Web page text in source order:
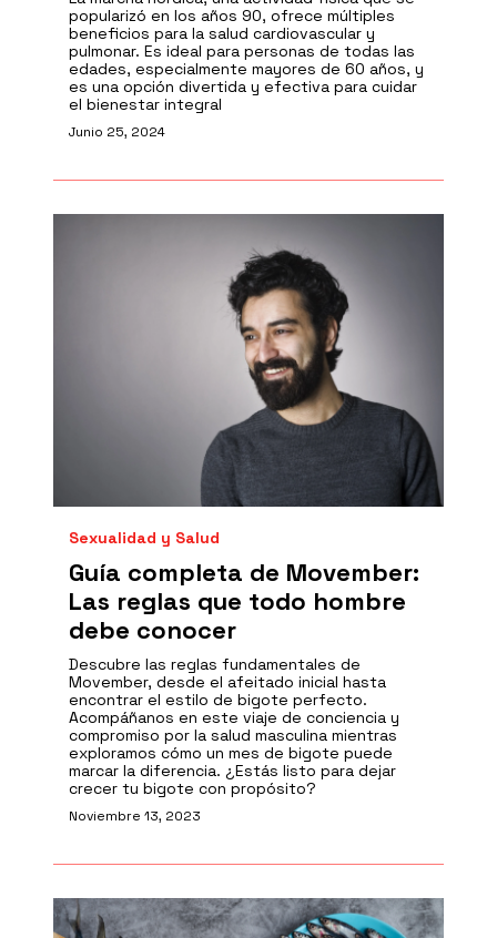
popularizó en los años 90, ofrece múltiples
beneficios para la salud cardiovascular y
pulmonar. Es ideal para personas de todas las
edades, especialmente mayores de 60 años, y
es una opción divertida y efectiva para cuidar
el bienestar integral
Junio 25, 2024
Sexualidad y Salud
Guía completa de Movember:
Las reglas que todo hombre
debe conocer
Descubre las reglas fundamentales de
Movember, desde el afeitado inicial hasta
encontrar el estilo de bigote perfecto.
Acompáñanos en este viaje de conciencia y
compromiso por la salud masculina mientras
exploramos cómo un mes de bigote puede
marcar la diferencia. ¿Estás listo para dejar
crecer tu bigote con propósito?
Noviembre 13, 2023